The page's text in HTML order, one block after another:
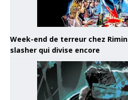
Week-end de terreur chez
slasher qui divise encore